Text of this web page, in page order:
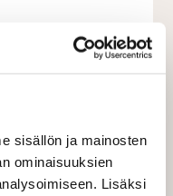
sisällön ja mainosten
ominaisuuksien
Lisäksi
kankaan